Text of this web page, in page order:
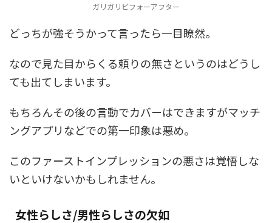
ガリガリビフォーアフター
どっちが強そうかって言ったら一目瞭然。
なので見た目からくる頼りの無さというのはどうし
ても出てしまいます。
もちろんその後の言動でカバーはできますがマッチ
ングアプリなどでの第一印象は悪め。
このファーストインプレッションの悪さは覚悟しな
いといけないかもしれません。
女性らしさ/男性らしさの欠如